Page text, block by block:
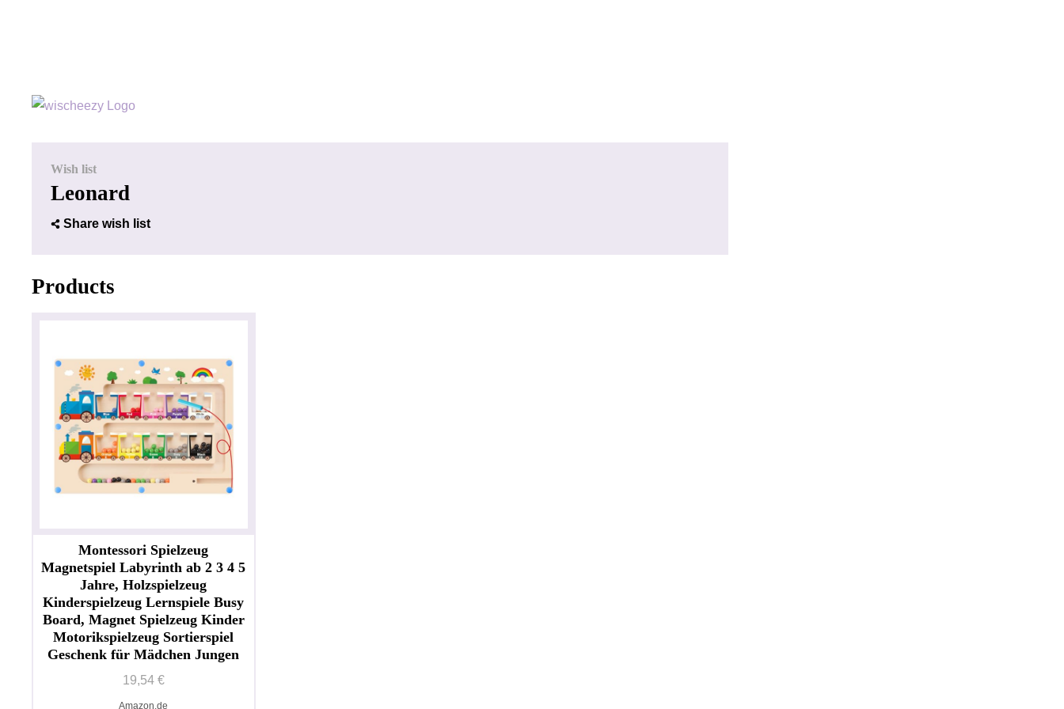
Wish list
Leonard
Share wish list
Products
Montessori Spielzeug
Magnetspiel Labyrinth ab 2 3 4 5
Jahre, Holzspielzeug
Kinderspielzeug Lernspiele Busy
Board, Magnet Spielzeug Kinder
Motorikspielzeug Sortierspiel
Geschenk für Mädchen Jungen
19,54 €
Amazon.de